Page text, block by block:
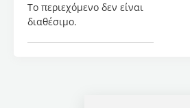
Το περιεχόμενο δεν είναι
διαθέσιμο.